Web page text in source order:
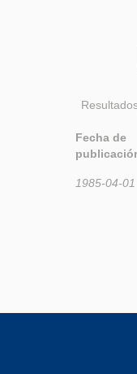
Fecha de
1985-04-01